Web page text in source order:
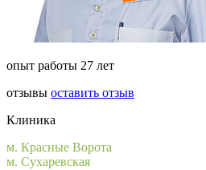
опыт работы 27 лет
отзывы оставить отзыв
Клиника
м. Красные Ворота
м. Сухаревская